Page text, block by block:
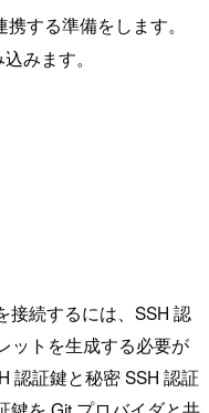
する準備をします。
みます。
接続するには、SSH 認
ットを生成する必要が
認証鍵と秘密 SSH 認証